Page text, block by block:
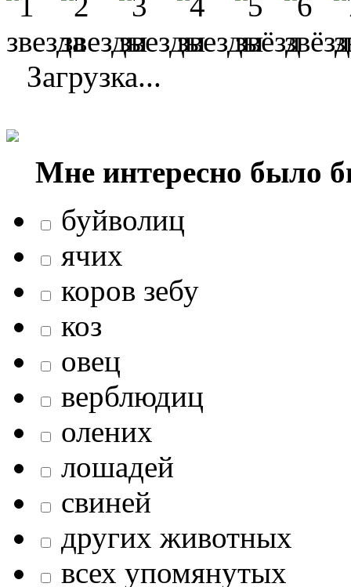
Загрузка...
Мне интересно было
буйволиц
ячих
коров зебу
коз
овец
верблюдиц
олених
лошадей
свиней
других животных
всех упомянутых